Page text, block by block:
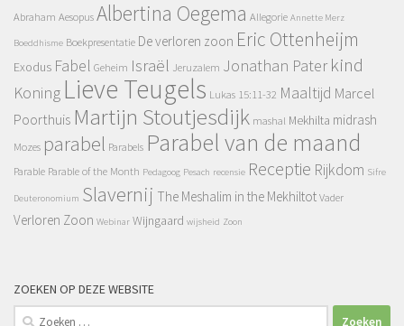
Abraham Aesopus Albertina Oegema Allegorie Annette Merz
Boeddhisme Boekpresentatie De verloren zoon Eric Ottenheijm
Exodus Fabel Geheim Israël Jeruzalem Jonathan Pater kind
Koning Lieve Teugels Lukas 15:11-32 Maaltijd Marcel
Poorthuis Martijn Stoutjesdijk mashal Mekhilta midrash
Mozes parabel Parabels Parabel van de maand
Parable Parable of the Month Pedagoog Pesach recensie Receptie Rijkdom Sifre
Deuteronomium Slavernij The Meshalim in the Mekhiltot Vader
Verloren Zoon Webinar Wijngaard wijsheid Zoon
ZOEKEN OP DEZE WEBSITE
Zoeken